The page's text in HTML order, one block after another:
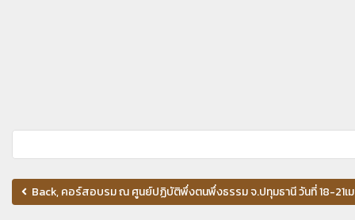
Back, คอร์สอบรม ณ ศูนย์ปฏิบัติพึ่งตนพึ่งธรรม จ.ปทุมธานี วันที่ 18-21เ